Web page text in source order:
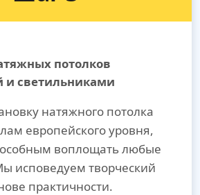
потолков
и светильниками
натяжного потолка
европейского уровня,
воплощать любые
исповедуем творческий
практичности.